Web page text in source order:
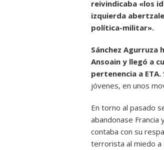
reivindicaba «los
izquierda
política-militar».
Sánchez Agurruza
Ansoain y llegó a
pertenencia a ETA.
jóvenes, en unos
En torno al pasado
abandonase Francia
contaba con su
terrorista al miedo